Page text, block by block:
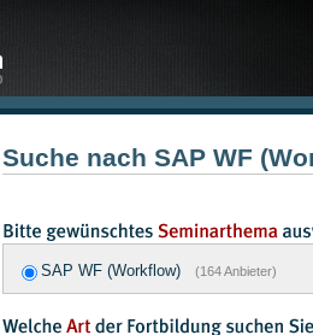
Suche nach SAP WF
SAP WF (Workflow) (164 Anbieter)